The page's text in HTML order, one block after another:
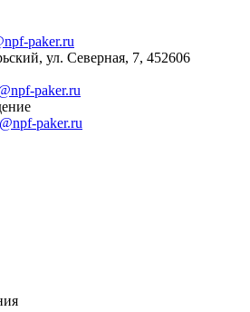
paker.ru
ул. Северная, 7, 452606
paker.ru
paker.ru